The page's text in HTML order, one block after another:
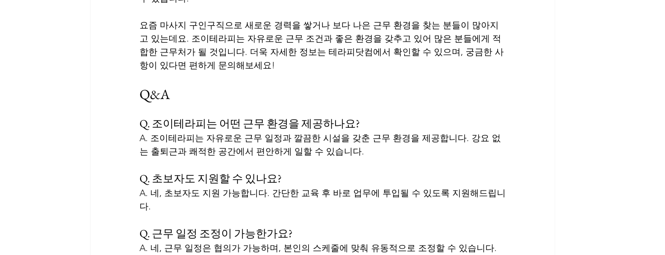
요즘 마사지 구인구직으로 새로운 경력을 쌓거나 보다 나은 근무 환경을 찾는 분들이 많아지
고 있는데요. 조이테라피는 자유로운 근무 조건과 좋은 환경을 갖추고 있어 많은 분들에게 적
합한 근무처가 될 것입니다. 더욱 자세한 정보는 테라피닷컴에서 확인할 수 있으며, 궁금한 사
항이 있다면 편하게 문의해보세요!
Q&A
Q. 조이테라피는 어떤 근무 환경을 제공하나요?
A. 조이테라피는 자유로운 근무 일정과 깔끔한 시설을 갖춘 근무 환경을 제공합니다. 강요 없
는 출퇴근과 쾌적한 공간에서 편안하게 일할 수 있습니다.
Q. 초보자도 지원할 수 있나요?
A. 네, 초보자도 지원 가능합니다. 간단한 교육 후 바로 업무에 투입될 수 있도록 지원해드립니
다.
Q. 근무 일정 조정이 가능한가요?
A. 네, 근무 일정은 협의가 가능하며, 본인의 스케줄에 맞춰 유동적으로 조정할 수 있습니다.